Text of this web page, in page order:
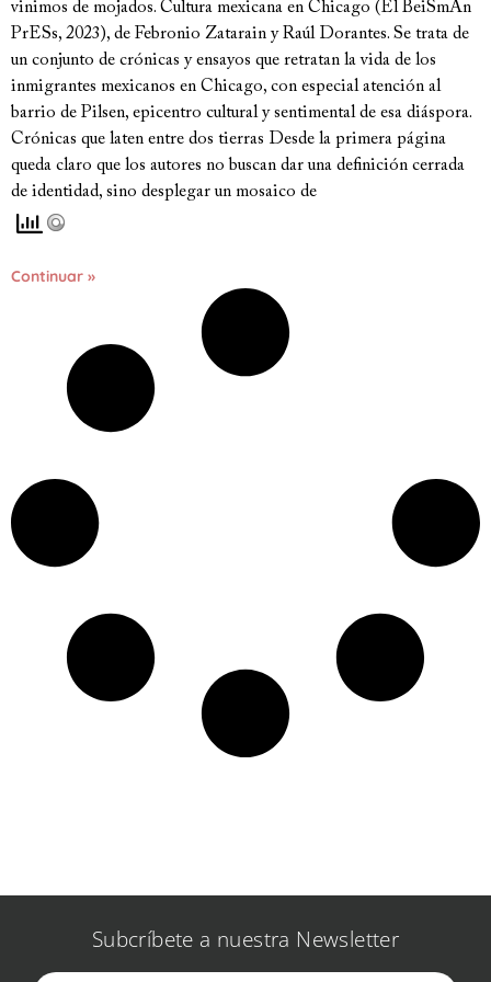
vinimos de mojados. Cultura mexicana en Chicago (El BeiSmAn
PrESs, 2023), de Febronio Zatarain y Raúl Dorantes. Se trata de
un conjunto de crónicas y ensayos que retratan la vida de los
inmigrantes mexicanos en Chicago, con especial atención al
barrio de Pilsen, epicentro cultural y sentimental de esa diáspora.
Crónicas que laten entre dos tierras Desde la primera página
queda claro que los autores no buscan dar una definición cerrada
de identidad, sino desplegar un mosaico de
Continuar »
Subcríbete a nuestra Newsletter